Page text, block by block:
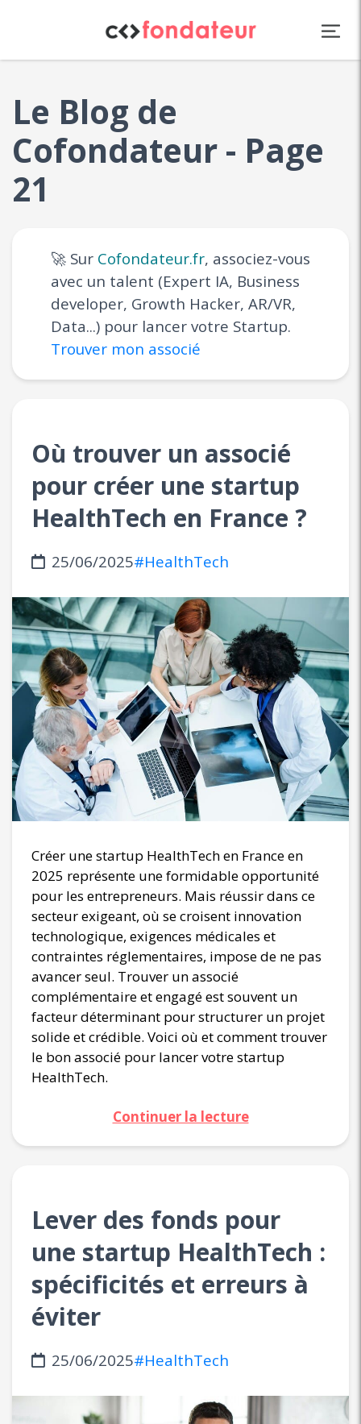
Le Blog de
Cofondateur - Page
21
🚀 Sur Cofondateur.fr, associez-vous
avec un talent (Expert IA, Business
developer, Growth Hacker, AR/VR,
Data...) pour lancer votre Startup.
Trouver mon associé
Où trouver un associé
pour créer une startup
HealthTech en France ?
25/06/2025#HealthTech
Créer une startup HealthTech en France en
2025 représente une formidable opportunité
pour les entrepreneurs. Mais réussir dans ce
secteur exigeant, où se croisent innovation
technologique, exigences médicales et
contraintes réglementaires, impose de ne pas
avancer seul. Trouver un associé
complémentaire et engagé est souvent un
facteur déterminant pour structurer un projet
solide et crédible. Voici où et comment trouver
le bon associé pour lancer votre startup
HealthTech.
Continuer la lecture
Lever des fonds pour
une startup HealthTech :
spécificités et erreurs à
éviter
25/06/2025#HealthTech